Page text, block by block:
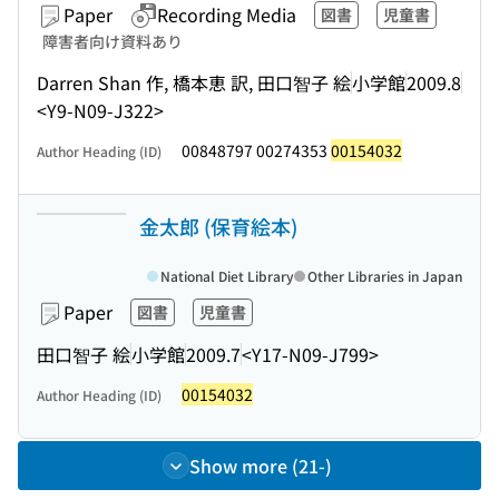
Paper Recording Media 図書
児童書
障害者向け資料あり
Darren Shan 作, 橋本恵 訳, 田口智子 絵小学館2009.8
<Y9-N09-J322>
Author Heading (ID) 00848797 00274353 00154032
金太郎 (保育絵本)
Paper 図書 児童書
田口智子 絵小学館2009.7<Y17-N09-J799>
National Diet Library Other Libraries in Japan
Author Heading (ID) 00154032
Show more (21-)